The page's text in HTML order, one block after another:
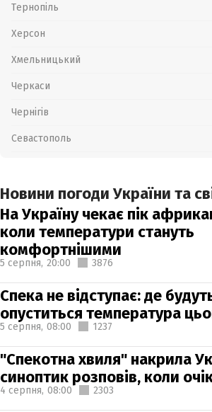
Тернопіль
Херсон
Хмельницький
Черкаси
Чернігів
Севастополь
Новини погоди України та
На Україну чекає пік
коли температури стануть
комфортнішими
5 серпня, 20:00 3876
Спека не відступає: де
опуститься температура
5 серпня, 08:00 1237
"Спекотна хвиля" накрила
синоптик розповів, коли
4 серпня, 08:00 2303